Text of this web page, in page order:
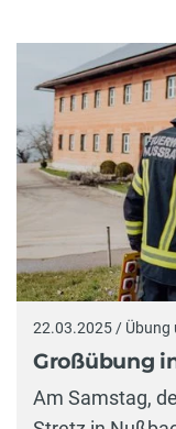
22.03.2025 / Übung
Großübung
Am Samstag,